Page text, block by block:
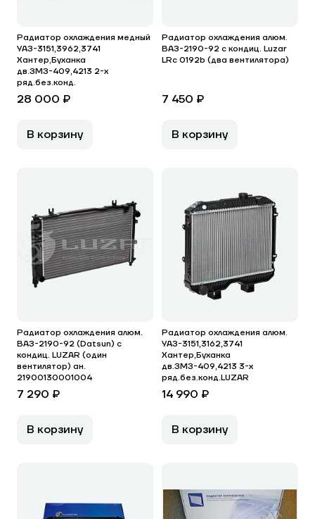
Радиатор охлаждения медный
УАЗ-3151,3962,3741
Хантер,Буханка
дв.ЗМЗ-409,4213 2-х
ряд.без.конд.
28 000 ₽
В корзину
Радиатор охлаждения алюм.
ВАЗ-2190-92 с кондиц. Luzar
LRc 0192b (два вентилятора)
7 450 ₽
В корзину
Радиатор охлаждения алюм.
ВАЗ-2190-92 (Datsun) с
кондиц. LUZAR (один
вентилятор) ан.
21900130001004
7 290 ₽
В корзину
Радиатор охлаждения алюм.
УАЗ-3151,3162,3741
Хантер,Буханка
дв.ЗМЗ-409,4213 3-х
ряд.без.конд.LUZAR
14 990 ₽
В корзину